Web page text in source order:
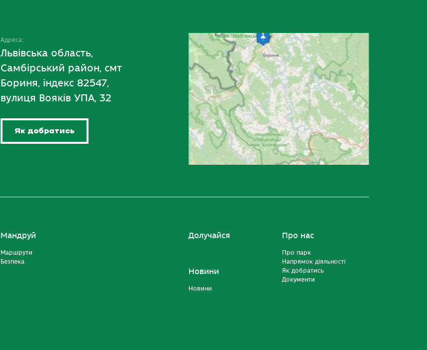
Адреса:
Львівська область,
Самбірський район, смт
Бориня, індекс 82547,
вулиця Вояків УПА, 32
Як добратись
Мандруй
Маршрути
Безпека
Долучайся
Новини
Новини
Про нас
Про парк
Напрямок діяльності
Як добратись
Документи